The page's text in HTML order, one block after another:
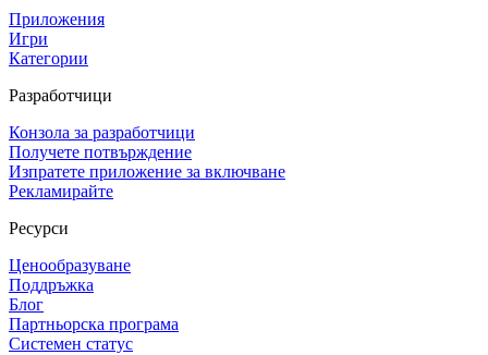
Приложения
Игри
Категории
Разработчици
Конзола за разработчици
Получете потвърждение
Изпратете приложение за включване
Рекламирайте
Ресурси
Ценообразуване
Поддръжка
Блог
Партньорска програма
Системен статус